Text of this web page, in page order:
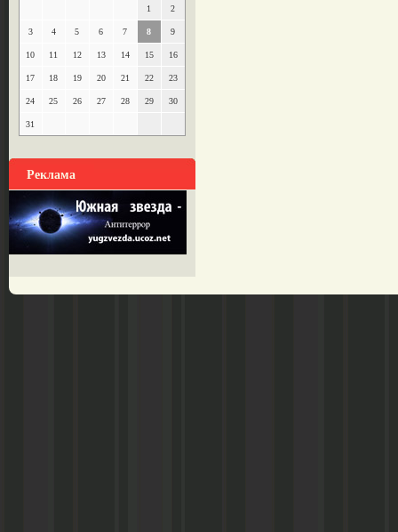
1 2
3 4 5 6 7 8 9
10 11 12 13 14 15 16
17 18 19 20 21 22 23
24 25 26 27 28 29 30
31
Реклама